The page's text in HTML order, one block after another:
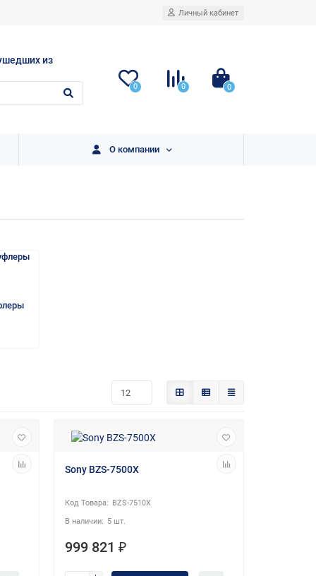
Личный кабинет
из
0 0 0
О компании
Sony BZS-7500X
BZS-7510X
5 шт.
999 821 ₽